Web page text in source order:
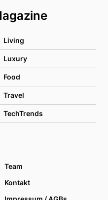
Living
Luxury
Food
Travel
TechTrends
Team
Kontakt